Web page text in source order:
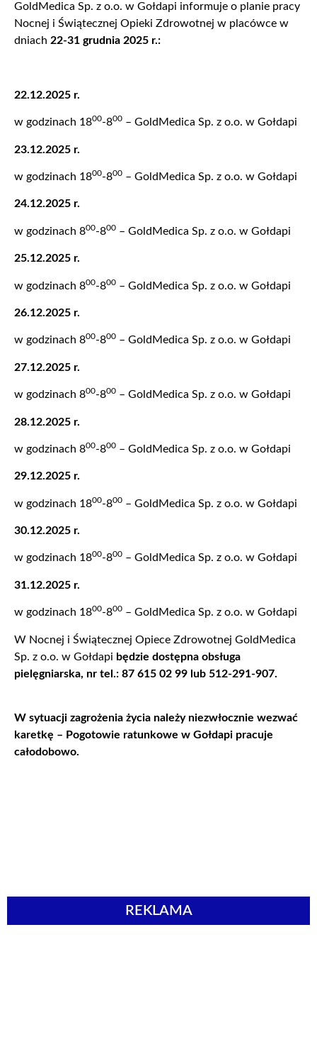
GoldMedica Sp. z o.o. w Gołdapi informuje o planie pracy
Nocnej i Świątecznej Opieki Zdrowotnej w placówce w
dniach 22-31 grudnia 2025 r.:
22.12.2025 r.
w godzinach 1800-800 – GoldMedica Sp. z o.o. w Gołdapi
23.12.2025 r.
w godzinach 1800-800 – GoldMedica Sp. z o.o. w Gołdapi
24.12.2025 r.
w godzinach 800-800 – GoldMedica Sp. z o.o. w Gołdapi
25.12.2025 r.
w godzinach 800-800 – GoldMedica Sp. z o.o. w Gołdapi
26.12.2025 r.
w godzinach 800-800 – GoldMedica Sp. z o.o. w Gołdapi
27.12.2025 r.
w godzinach 800-800 – GoldMedica Sp. z o.o. w Gołdapi
28.12.2025 r.
w godzinach 800-800 – GoldMedica Sp. z o.o. w Gołdapi
29.12.2025 r.
w godzinach 1800-800 – GoldMedica Sp. z o.o. w Gołdapi
30.12.2025 r.
w godzinach 1800-800 – GoldMedica Sp. z o.o. w Gołdapi
31.12.2025 r.
w godzinach 1800-800 – GoldMedica Sp. z o.o. w Gołdapi
W Nocnej i Świątecznej Opiece Zdrowotnej GoldMedica
Sp. z o.o. w Gołdapi będzie dostępna obsługa
pielęgniarska, nr tel.: 87 615 02 99 lub 512-291-907.
W sytuacji zagrożenia życia należy niezwłocznie wezwać
karetkę – Pogotowie ratunkowe w Gołdapi pracuje
całodobowo.
REKLAMA